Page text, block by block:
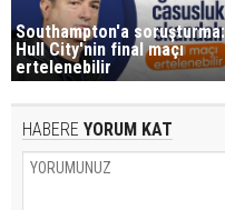
Southampton'a soruşturma:
Hull City'nin final maçı
ertelenebilir
HABERE YORUM KAT